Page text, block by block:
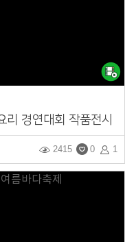
리 경연대회 작품전시
1
0
2415